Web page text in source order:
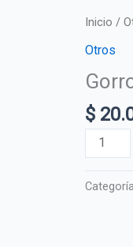
Inicio /
Otros
$
Gorro
oruga
blanco